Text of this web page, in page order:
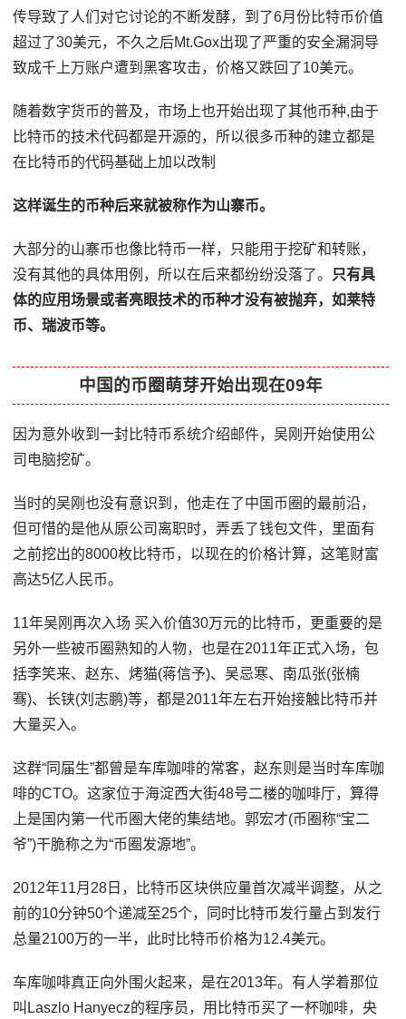
传导致了人们对它讨论的不断发酵，到了6月份比特币价值
超过了30美元，不久之后Mt.Gox出现了严重的安全漏洞导
致成千上万账户遭到黑客攻击，价格又跌回了10美元。
随着数字货币的普及，市场上也开始出现了其他币种,由于
比特币的技术代码都是开源的，所以很多币种的建立都是
在比特币的代码基础上加以改制
这样诞生的币种后来就被称作为山寨币。
大部分的山寨币也像比特币一样，只能用于挖矿和转账，
没有其他的具体用例，所以在后来都纷纷没落了。 只有具
体的应用场景或者亮眼技术的币种才没有被抛弃，如莱特
币、瑞波币等。
中国的币圈萌芽开始出现在09年
因为意外收到一封比特币系统介绍邮件，吴刚开始使用公
司电脑挖矿。
当时的吴刚也没有意识到，他走在了中国币圈的最前沿，
但可惜的是他从原公司离职时，弄丢了钱包文件，里面有
之前挖出的8000枚比特币，以现在的价格计算，这笔财富
高达5亿人民币。
11年吴刚再次入场 买入价值30万元的比特币，更重要的是
另外一些被币圈熟知的人物，也是在2011年正式入场，包
括李笑来、赵东、烤猫(蒋信予)、吴忌寒、南瓜张(张楠
骞)、长铗(刘志鹏)等，都是2011年左右开始接触比特币并
大量买入。
这群“同届生”都曾是车库咖啡的常客，赵东则是当时车库咖
啡的CTO。这家位于海淀西大街48号二楼的咖啡厅，算得
上是国内第一代币圈大佬的集结地。郭宏才(币圈称“宝二
爷”)干脆称之为“币圈发源地”。
2012年11月28日，比特币区块供应量首次减半调整，从之
前的10分钟50个递减至25个，同时比特币发行量占到发行
总量2100万的一半，此时比特币价格为12.4美元。
车库咖啡真正向外围火起来，是在2013年。有人学着那位
叫Laszlo Hanyecz的程序员，用比特币买了一杯咖啡，央